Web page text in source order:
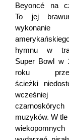
Beyoncé na
To jej
wykonanie
hymnu w
Super Bowl w
roku
ścieżki
wcześniej
czarnoskórych
muzyków. W
wiekopomnych